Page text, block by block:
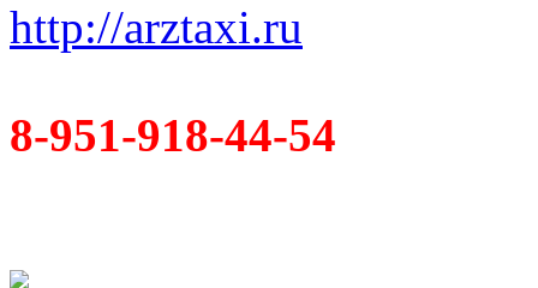
http://arztaxi.ru
8-951-918-44-54